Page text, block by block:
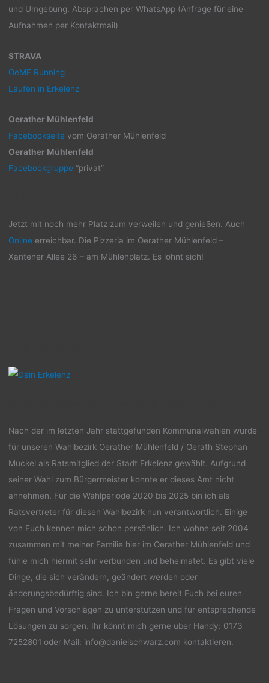
und Umgebung. Absprachen per WhatsApp (Anfrage für eine
Aufnahmen per Kontaktmail)
STRAVA
OeMF Running
Laufen in Erkelenz
Oerather Mühlenfeld
Facebookseite vom Oerather Mühlenfeld
Oerather Mühlenfeld
Facebookgruppe “privat”
Jetzt mit noch mehr Platz zum verweilen und genießen. Auch
Online erreichbar. Die Pizzeria im Oerather Mühlenfeld –
Xantener Allee 26 – am Mühlenplatz. Es lohnt sich!
Nach der im letzten Jahr stattgefunden Kommunalwahlen wurde
für unseren Wahlbezirk Oerather Mühlenfeld / Oerath Stephan
Muckel als Ratsmitglied der Stadt Erkelenz gewählt. Aufgrund
seiner Wahl zum Bürgermeister konnte er dieses Amt nicht
annehmen. Für die Wahlperiode 2020 bis 2025 bin ich als
Ratsvertreter für diesen Wahlbezirk nun verantwortlich. Einige
von Euch kennen mich schon persönlich. Ich wohne seit 2004
zusammen mit meiner Familie hier im Oerather Mühlenfeld und
fühle mich hiermit sehr verbunden und beheimatet. Es gibt viele
Dinge, die sich verändern, geändert werden oder
änderungsbedürftig sind. Ich bin gerne bereit Euch bei euren
Fragen und Vorschlägen zu unterstützen und für entsprechende
Lösungen zu sorgen. Ihr könnt mich gerne über Handy: 0173
7252801 oder Mail: info@danielschwarz.com kontaktieren.